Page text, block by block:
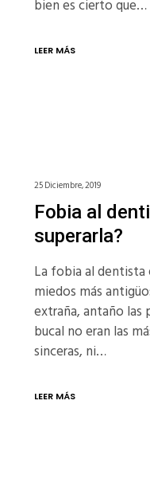
bien es cierto que…
LEER MÁS
25 Diciembre, 2019
Fobia al
superarla?
La fobia al
miedos más
extraña, antaño las
bucal no eran las
sinceras, ni…
LEER MÁS